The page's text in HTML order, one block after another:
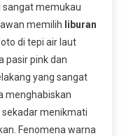
sangat memukau
memilih liburan
di tepi air laut
pasir pink dan
yang sangat
menghabiskan
menikmati
Fenomena warna